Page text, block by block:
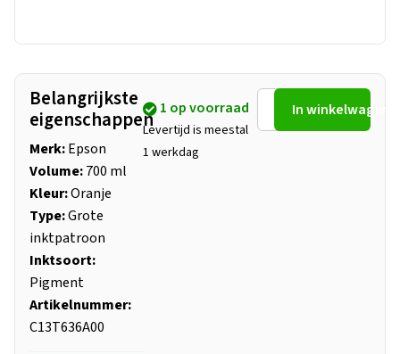
Belangrijkste
eigenschappen
Merk:Epson
Volume:700 ml
Kleur:Oranje
Type:Grote
inktpatroon
Inktsoort:
Pigment
Artikelnummer:
C13T636A00
1 op voorraad
Levertijd is meestal
1 werkdag
In winkelwagen